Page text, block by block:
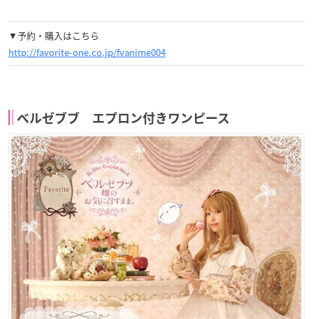
▼予約・購入はこちら
http://favorite-one.co.jp/fvanime004
ベルゼブブ エプロン付きワンピース